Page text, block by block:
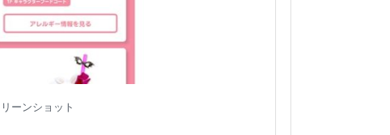
ーンショット